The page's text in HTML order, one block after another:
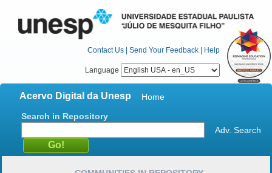
Contact Us | Send Your Feedback | Help
Language
Acervo Digital da Unesp
Home
Search in Repository
Adv. Search